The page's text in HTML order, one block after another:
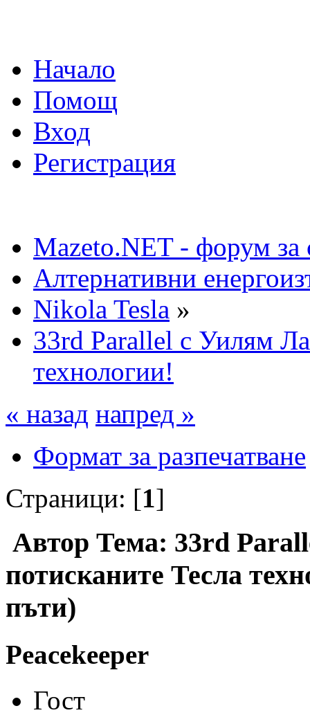
Начало
Помощ
Вход
Регистрация
Mazeto.NET - форум за
Алтернативни
Nikola Tesla »
33rd Parallel с Уилям
технологии!
« назад напред »
Формат за разпечатване
Страници: [1]
Автор Тема: 33rd
потисканите Тесла
пъти)
Peacekeeper
Гост